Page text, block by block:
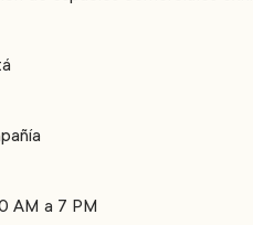
AM a 7 PM